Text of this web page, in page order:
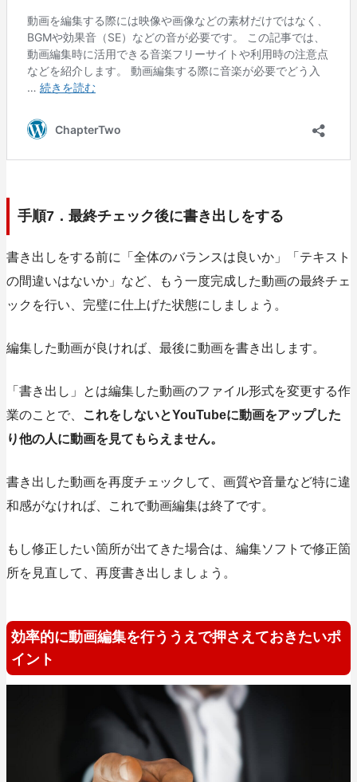
手順7．最終チェック後に書き出しをする
書き出しをする前に「全体のバランスは良いか」「テキスト
の間違いはないか」など、もう一度完成した動画の最終チェ
ックを行い、完璧に仕上げた状態にしましょう。
編集した動画が良ければ、最後に動画を書き出します。
「書き出し」とは編集した動画のファイル形式を変更する作
業のことで、
これをしないとYouTubeに動画をアップした
り他の人に動画を見てもらえません。
書き出した動画を再度チェックして、画質や音量など特に違
和感がなければ、これで動画編集は終了です。
もし修正したい箇所が出てきた場合は、編集ソフトで修正箇
所を見直して、再度書き出しましょう。
効率的に動画編集を行ううえで押さえておきたいポ
イント